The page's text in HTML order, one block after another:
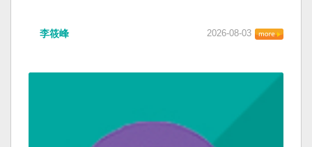
李筱峰 2026-08-03